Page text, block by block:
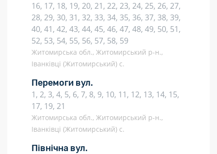
16, 17, 18, 19, 20, 21, 22, 23, 24, 25, 26, 27,
28, 29, 30, 31, 32, 33, 34, 35, 36, 37, 38, 39,
40, 41, 42, 43, 44, 45, 46, 47, 48, 49, 50, 51,
52, 53, 54, 55, 56, 57, 58, 59
Житомирська обл., Житомирський р-н.,
Іванківці (Житомирський) с.
Перемоги вул.
1, 2, 3, 4, 5, 6, 7, 8, 9, 10, 11, 12, 13, 14, 15,
17, 19, 21
Житомирська обл., Житомирський р-н.,
Іванківці (Житомирський) с.
Північна вул.